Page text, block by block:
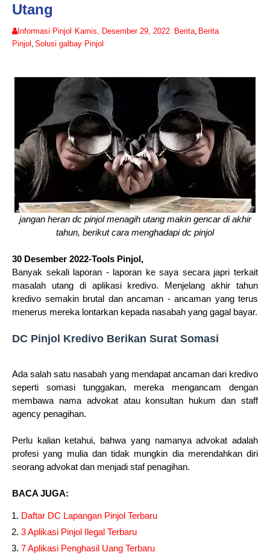
Utang
Informasi Pinjol Kamis, Desember 29, 2022 Berita, Berita
Pinjol , Solusi galbay Pinjol
jangan heran dc pinjol menagih utang makin gencar di akhir
tahun, berikut cara menghadapi dc pinjol
30 Desember 2022-Tools Pinjol,
Banyak sekali laporan - laporan ke saya secara japri terkait
masalah utang di aplikasi kredivo. Menjelang akhir tahun
kredivo semakin brutal dan ancaman - ancaman yang terus
menerus mereka lontarkan kepada nasabah yang gagal bayar.
DC Pinjol Kredivo Berikan Surat Somasi
Ada salah satu nasabah yang mendapat ancaman dari kredivo
seperti somasi tunggakan, mereka mengancam dengan
membawa nama advokat atau konsultan hukum dan staff
agency penagihan.
Perlu kalian ketahui, bahwa yang namanya advokat adalah
profesi yang mulia dan tidak mungkin dia merendahkan diri
seorang advokat dan menjadi staf penagihan.
BACA JUGA:
Daftar DC Lapangan Pinjol Terbaru
3 Aplikasi Pinjol Ilegal Terbaru
7 Aplikasi Penghasil Uang Terbaru